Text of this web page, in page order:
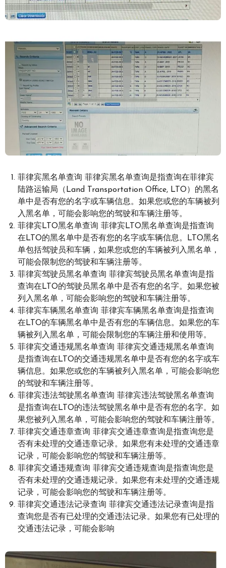
菲律宾黑名单查询 菲律宾黑名单查询是指查询在菲律宾
陆路运输局（Land Transportation Office, LTO）的黑名
单中是否有您的名字或车辆信息。如果您或您的车辆被列
入黑名单，可能会影响您的驾驶和车辆注册等。
菲律宾LTO黑名单查询 菲律宾LTO黑名单查询是指查询
在LTO的黑名单中是否有您的名字或车辆信息。LTO黑名
单包括驾驶员和车辆，如果您或您的车辆被列入黑名单，
可能会限制您的驾驶和车辆注册等。
菲律宾驾驶员黑名单查询 菲律宾驾驶员黑名单查询是指
查询在LTO的驾驶员黑名单中是否有您的名字。如果您被
列入黑名单，可能会影响您的驾驶和车辆注册等。
菲律宾车辆黑名单查询 菲律宾车辆黑名单查询是指查询
在LTO的车辆黑名单中是否有您的车辆信息。如果您的车
辆被列入黑名单，可能会限制您的车辆注册和使用等。
菲律宾交通违规黑名单查询 菲律宾交通违规黑名单查询
是指查询在LTO的交通违规黑名单中是否有您的名字或车
辆信息。如果您或您的车辆被列入黑名单，可能会影响您
的驾驶和车辆注册等。
菲律宾违法驾驶黑名单查询 菲律宾违法驾驶黑名单查询
是指查询在LTO的违法驾驶黑名单中是否有您的名字。如
果您被列入黑名单，可能会影响您的驾驶和车辆注册等。
菲律宾交通违章查询 菲律宾交通违章查询是指查询您是
否有未处理的交通违章记录。如果您有未处理的交通违章
记录，可能会影响您的驾驶和车辆注册等。
菲律宾交通违规查询 菲律宾交通违规查询是指查询您是
否有未处理的交通违规记录。如果您有未处理的交通违规
记录，可能会影响您的驾驶和车辆注册等。
菲律宾交通违法记录查询 菲律宾交通违法记录查询是指
查询您是否有已处理的交通违法记录。如果您有已处理的
交通违法记录，可能会影响